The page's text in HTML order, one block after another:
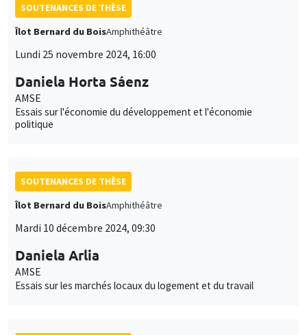
SOUTENANCES DE THÈSE
Îlot Bernard du BoisAmphithéâtre
Lundi 25 novembre 2024, 16:00
Daniela Horta Sáenz
AMSE
Essais sur l'économie du développement et l'économie
politique
SOUTENANCES DE THÈSE
Îlot Bernard du BoisAmphithéâtre
Mardi 10 décembre 2024, 09:30
Daniela Arlia
AMSE
Essais sur les marchés locaux du logement et du travail